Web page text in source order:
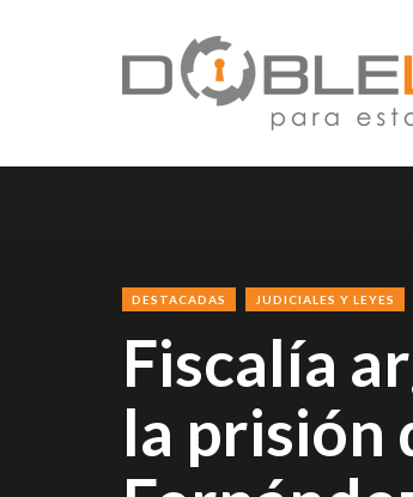
DESTACADAS JUDICIALES Y LEYES
Fiscalía
la prisión